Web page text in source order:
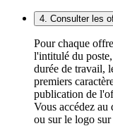
4. Consulter les
Pour chaque
l'intitulé du
durée de travail,
premiers
publication de
Vous accédez
ou sur le logo